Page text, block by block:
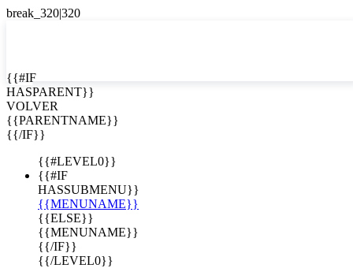

EN
ES
{{#IF
HASPARENT}}
VOLVER
{{PARENTNAME}}
{{/IF}}
{{#LEVEL0}}
{{#IF
HASSUBMENU}}
{{MENUNAME}}
{{ELSE}}
{{MENUNAME}}
{{/IF}}
{{/LEVEL0}}
lujo en
Rica